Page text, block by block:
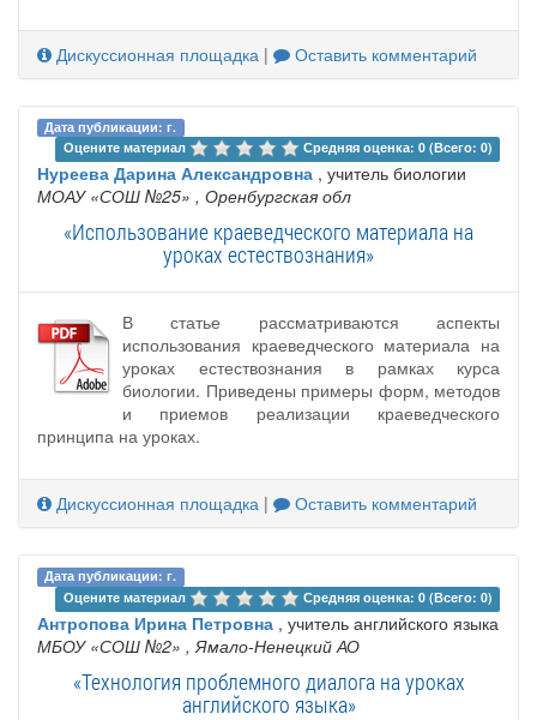
Дискуссионная площадка | Оставить комментарий
Дата публикации: г.
Оцените материал
Средняя оценка: 0 (Всего: 0)
Нуреева Дарина Александровна , учитель биологии
МОАУ «СОШ №25» , Оренбургская обл
«Использование краеведческого материала на
уроках естествознания»
В статье рассматриваются аспекты
использования краеведческого материала на
уроках естествознания в рамках курса
биологии. Приведены примеры форм, методов
и приемов реализации краеведческого
принципа на уроках.
Дискуссионная площадка | Оставить комментарий
Дата публикации: г.
Оцените материал
Средняя оценка: 0 (Всего: 0)
Антропова Ирина Петровна , учитель английского языка
МБОУ «СОШ №2» , Ямало-Ненецкий АО
«Технология проблемного диалога на уроках
английского языка»